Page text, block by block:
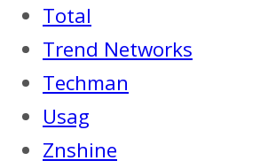
Total
Trend Networks
Techman
Usag
Znshine